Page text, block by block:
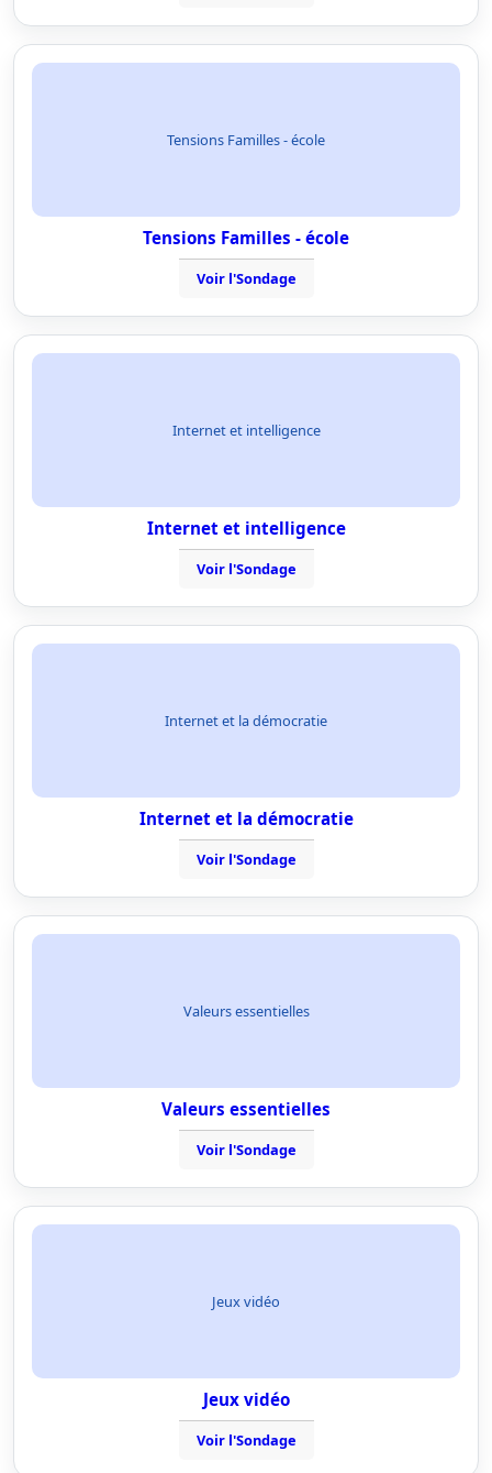
Tensions Familles - école
Tensions Familles - école
Voir l'Sondage
Internet et intelligence
Internet et intelligence
Voir l'Sondage
Internet et la démocratie
Internet et la démocratie
Voir l'Sondage
Valeurs essentielles
Valeurs essentielles
Voir l'Sondage
Jeux vidéo
Jeux vidéo
Voir l'Sondage